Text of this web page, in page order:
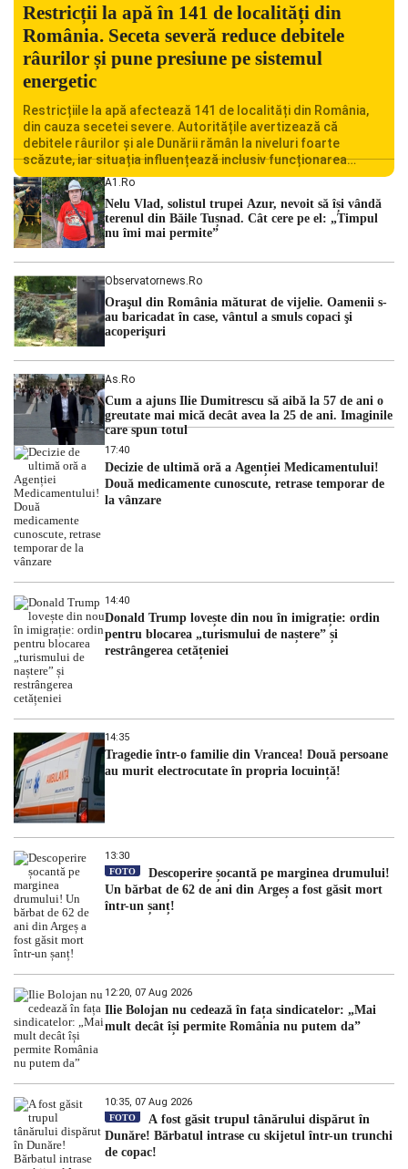
Restricții la apă în 141 de localități din
România. Seceta severă reduce debitele
râurilor și pune presiune pe sistemul
energetic
Restricțiile la apă afectează 141 de localități din România,
din cauza secetei severe. Autoritățile avertizează că
debitele râurilor și ale Dunării rămân la niveluri foarte
scăzute, iar situația influențează inclusiv funcționarea
Centralei Nucleare de la Cernavodă. România se confruntă
cu una dintre cele mai dificile perioade din punct de vedere
hidrologic din ultimii ani. Lipsa […]
A1.ro
Nelu Vlad, solistul trupei Azur, nevoit să își vândă
terenul din Băile Tușnad. Cât cere pe el: „Timpul
nu îmi mai permite”
Observatornews.ro
Oraşul din România măturat de vijelie. Oamenii s-
au baricadat în case, vântul a smuls copaci şi
acoperişuri
As.ro
Cum a ajuns Ilie Dumitrescu să aibă la 57 de ani o
greutate mai mică decât avea la 25 de ani. Imaginile
care spun totul
17:40
Decizie de ultimă oră a Agenției Medicamentului!
Două medicamente cunoscute, retrase temporar de
la vânzare
14:40
Donald Trump lovește din nou în imigrație: ordin
pentru blocarea „turismului de naștere” și
restrângerea cetățeniei
14:35
Tragedie într-o familie din Vrancea! Două persoane
au murit electrocutate în propria locuință!
13:30
FOTO
Descoperire șocantă pe marginea drumului!
Un bărbat de 62 de ani din Argeș a fost găsit mort
într-un șanț!
12:20, 07 Aug 2026
Ilie Bolojan nu cedează în fața sindicatelor: „Mai
mult decât își permite România nu putem da”
10:35, 07 Aug 2026
FOTO
A fost găsit trupul tânărului dispărut în
Dunăre! Bărbatul intrase cu skijetul într-un trunchi
de copac!